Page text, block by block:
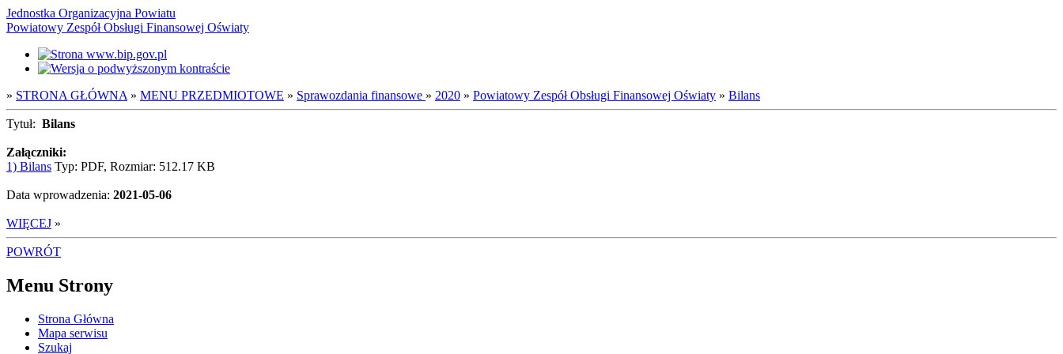
Jednostka Organizacyjna Powiatu
Powiatowy Zespół Obsługi Finansowej Oświaty
» STRONA GŁÓWNA » MENU PRZEDMIOTOWE » Sprawozdania finansowe » 2020 » Powiatowy Zespół Obsługi Finansowej Oświaty » Bilans
Tytuł: Bilans
Załączniki:
1) Bilans Typ: PDF, Rozmiar: 512.17 KB
Data wprowadzenia: 2021-05-06
WIĘCEJ »
POWRÓT
Menu Strony
Strona Główna
Mapa serwisu
Szukaj